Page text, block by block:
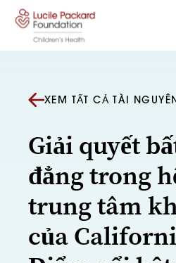
Bỏ qua nội dung
XEM TẤT CẢ TÀI
Giải quyết
đẳng trong
trung tâm
của